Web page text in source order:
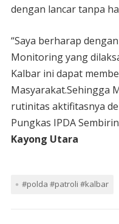
dengan lancar tanpa
“Saya berharap
Monitoring yang
Kalbar ini dapat
Masyarakat.Sehingga
rutinitas aktifitasnya
Pungkas IPDA
Kayong Utara
#polda #patroli #kalbar